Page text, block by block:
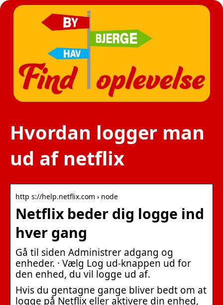
Hvordan logger man
ud af netflix
http s://help.netflix.com › node
Netflix beder dig logge ind
hver gang
Gå til siden Administrer adgang og
enheder. · Vælg Log ud-knappen ud for
den enhed, du vil logge ud af.
Hvis du gentagne gange bliver bedt om at
logge på Netflix eller aktivere din enhed,